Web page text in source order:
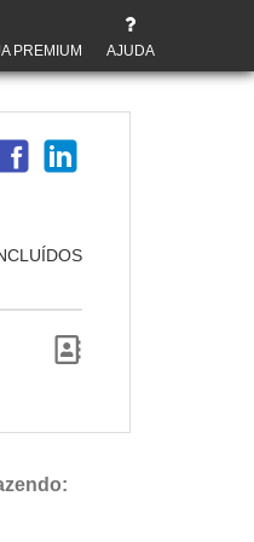
PREMIUM AJUDA